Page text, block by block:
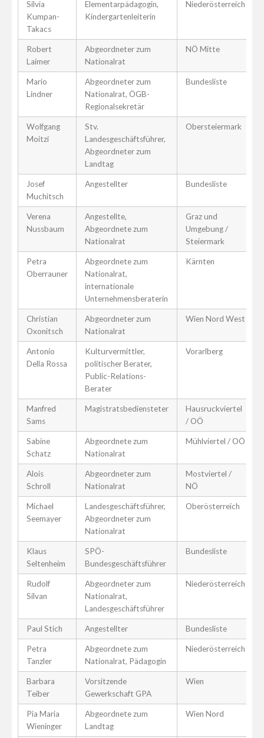
Silvia
Kumpan-
Takacs
Elementarpädagogin,
Kindergartenleiterin
Niederösterreich
Robert
Laimer
Abgeordneter zum
Nationalrat
NÖ Mitte
Mario
Lindner
Abgeordneter zum
Nationalrat, ÖGB-
Regionalsekretär
Bundesliste
Wolfgang
Moitzi
Stv.
Landesgeschäftsführer,
Abgeordneter zum
Landtag
Obersteiermark
Josef
Muchitsch
Angestellter Bundesliste
Verena
Nussbaum
Angestellte,
Abgeordnete zum
Nationalrat
Graz und
Umgebung /
Steiermark
Petra
Oberrauner
Abgeordnete zum
Nationalrat,
internationale
Unternehmensberaterin
Kärnten
Christian
Oxonitsch
Abgeordneter zum
Nationalrat
Wien Nord West
Antonio
Della Rossa
Kulturvermittler,
politischer Berater,
Public-Relations-
Berater
Vorarlberg
Manfred
Sams
Magistratsbediensteter
Hausruckviertel
/ OÖ
Sabine
Schatz
Abgeordnete zum
Nationalrat
Mühlviertel / OÖ
Alois
Schroll
Abgeordneter zum
Nationalrat
Mostviertel /
NÖ
Michael
Seemayer
Landesgeschäftsführer,
Abgeordneter zum
Nationalrat
Oberösterreich
Klaus
Seltenheim
SPÖ-
Bundesgeschäftsführer
Bundesliste
Rudolf
Silvan
Abgeordneter zum
Nationalrat,
Landesgeschäftsführer
Niederösterreich
Paul Stich Angestellter Bundesliste
Petra
Tanzler
Abgeordnete zum
Nationalrat, Pädagogin
Niederösterreich
Barbara
Teiber
Vorsitzende
Gewerkschaft GPA
Wien
Pia Maria
Wieninger
Abgeordnete zum
Landtag
Wien Nord